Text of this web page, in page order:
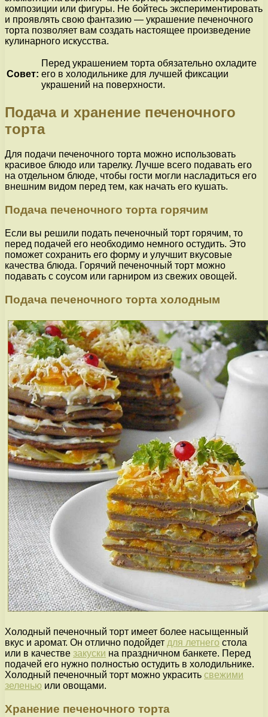
композиции или фигуры. Не бойтесь экспериментировать
и проявлять свою фантазию — украшение печеночного
торта позволяет вам создать настоящее произведение
кулинарного искусства.
Совет:
Перед украшением торта обязательно охладите
его в холодильнике для лучшей фиксации
украшений на поверхности.
Подача и хранение печеночного
торта
Для подачи печеночного торта можно использовать
красивое блюдо или тарелку. Лучше всего подавать его
на отдельном блюде, чтобы гости могли насладиться его
внешним видом перед тем, как начать его кушать.
Подача печеночного торта горячим
Если вы решили подать печеночный торт горячим, то
перед подачей его необходимо немного остудить. Это
поможет сохранить его форму и улучшит вкусовые
качества блюда. Горячий печеночный торт можно
подавать с соусом или гарниром из свежих овощей.
Подача печеночного торта холодным
Холодный печеночный торт имеет более насыщенный
вкус и аромат. Он отлично подойдет для летнего стола
или в качестве закуски на праздничном банкете. Перед
подачей его нужно полностью остудить в холодильнике.
Холодный печеночный торт можно украсить свежими
зеленью или овощами.
Хранение печеночного торта